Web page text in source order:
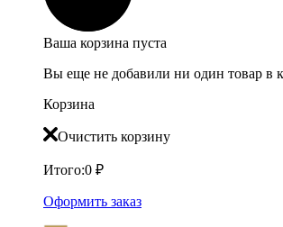
Ваша корзина пуста
Вы еще не добавили ни один товар в
Корзина
Очистить корзину
Итого:0 ₽
Оформить заказ